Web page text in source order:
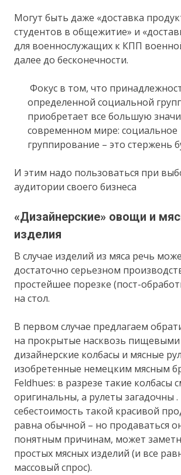
Могут быть даже «доставка
студентов в общежитие» и
для военнослужащих к КПП
далее до бесконечности.
Фокус в том, что
определенной социальной
приобретает все большую
современном мире: социальное
группирование – это стержень
И этим надо пользоваться при
аудитории своего бизнеса
«Дизайнерские» овощи и
изделия
В случае изделий из мяса речь
достаточно серьезном
простейшее порезке (пост-
на стол.
В первом случае предлагаем
на прокрытые насквозь пищевыми
дизайнерские колбасы и мясные
изобретенные немецким мясным
Feldhues: в разрезе такие колбасы
оригинальны, а рулеты загадочны
себестоимость такой красивой
равна обычной – но продаваться
понятным причинам, может
простых мясных изделий (и все
массовый спрос).